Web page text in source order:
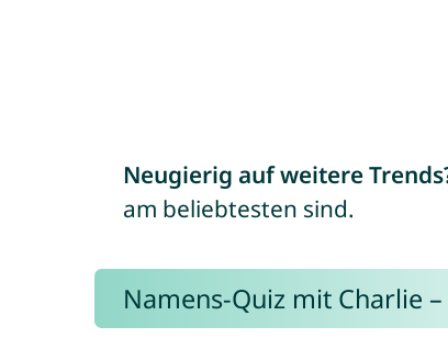
Neugierig auf weitere
am beliebtesten sind.
Namens-Quiz mit Charlie